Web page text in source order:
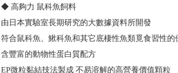
◆ 高夠力 鼠科魚飼料
由日本實驗室長期研究的大數據資料所開發
符合鼠科魚、鰍科魚和其它底棲性魚類覓食習性的
含豐富的動物性蛋白質配方
EP微粒黏結技法製成 不易溶解的高營養價值顆粒